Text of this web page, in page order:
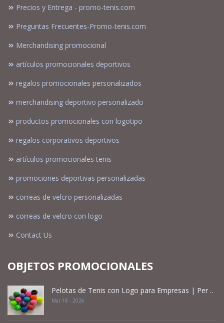
Precios y Entrega - promo-tenis.com
Preguntas Frecuentes-Promo-tenis.com
Merchandising promocional
artículos promocionales deportivos
regalos promocionales personalizados
merchandising deportivo personalizado
productos promocionales con logotipo
regalos corporativos deportivos
artículos promocionales tenis
promociones deportivas personalizadas
correas de velcro personalizadas
correas de velcro con logo
Contact Us
OBJETOS PROMOCIONALES
Pelotas de Tenis con Logo para Empresas | Per ..
Mar 18 - 2026